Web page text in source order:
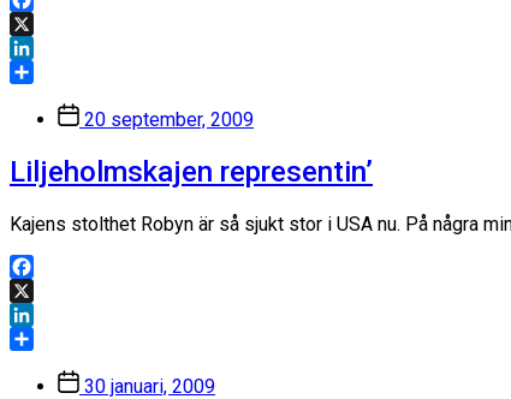
Facebook
X
LinkedIn
Inläggsdatum
20 september, 2009
Liljeholmskajen representin’
Kajens stolthet Robyn är så sjukt stor i USA nu. På några
Facebook
X
LinkedIn
Inläggsdatum
30 januari, 2009